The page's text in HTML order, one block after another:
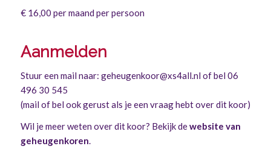
€ 16,00 per maand per persoon
Aanmelden
Stuur een mail naar: geheugenkoor@xs4all.nl of bel 06
496 30 545
(mail of bel ook gerust als je een vraag hebt over dit koor)
Wil je meer weten over dit koor? Bekijk dewebsite van
geheugenkoren.